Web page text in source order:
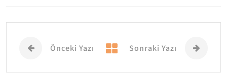
Önceki Yazı Sonraki Yazı